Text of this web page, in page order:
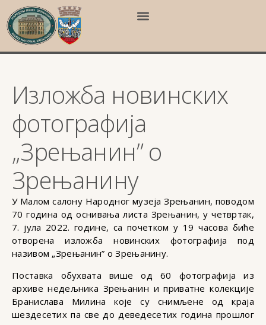
Изложба новинских
фотографија
„Зрењанин” о
Зрењанину
У Малом салону Народног музеја Зрењанин, поводом
70 година од оснивања листа Зрењанин, у четвртак,
7. јула 2022. године, са почетком у 19 часова биће
отворена изложба новинских фотографија под
називом „Зрењанин” о Зрењанину.
Поставка обухвата више од 60 фотографија из
архиве недељника Зрењанин и приватне колекције
Бранислава Милина које су снимљене од краја
шездесетих па све до деведесетих година прошлог